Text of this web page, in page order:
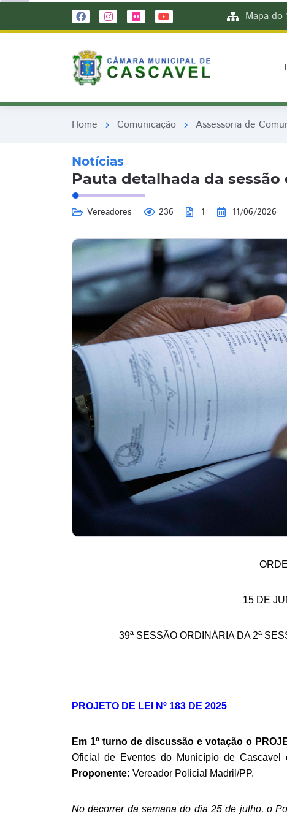
Mapa do
Home chevron_right Comunicação chevron_right Assessoria de
Notícias
Pauta detalhada da sessão
Vereadores 236 1 11/06/2026
15 DE
39ª SESSÃO ORDINÁRIA DA 2ª
PROJETO DE LEI Nº 183 DE 2025
Em 1º turno de discussão e votação o
Oficial de Eventos do Município de
Proponente: Vereador Policial Madril/PP.
No decorrer da semana do dia 25 de julho, o